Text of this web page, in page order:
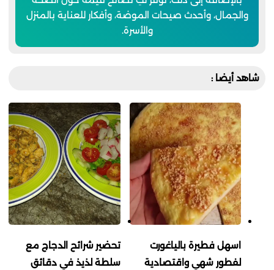
والجمال، وأحدث صيحات الموضة، وأفكار للعناية بالمنزل
والأسرة.
شاهد أيضا :
اسهل فطيرة بالياغورت
لفطور شهي واقتصادية
تحضير شرائح الدجاج مع
سلطة لذيذ في دقائق